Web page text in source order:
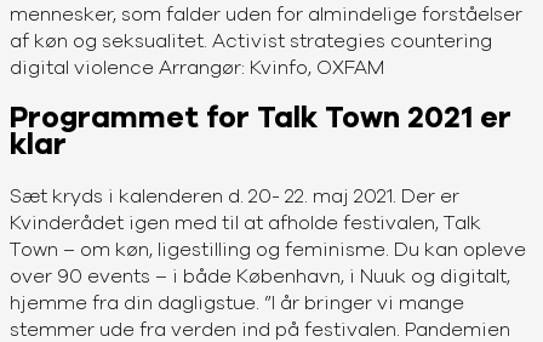
mennesker, som falder uden for almindelige forståelser
af køn og seksualitet. Activist strategies countering
digital violence Arrangør: Kvinfo, OXFAM
Programmet for Talk Town 2021 er
klar
Sæt kryds i kalenderen d. 20- 22. maj 2021. Der er
Kvinderådet igen med til at afholde festivalen, Talk
Town – om køn, ligestilling og feminisme. Du kan opleve
over 90 events – i både København, i Nuuk og digitalt,
hjemme fra din dagligstue. ”I år bringer vi mange
stemmer ude fra verden ind på festivalen. Pandemien